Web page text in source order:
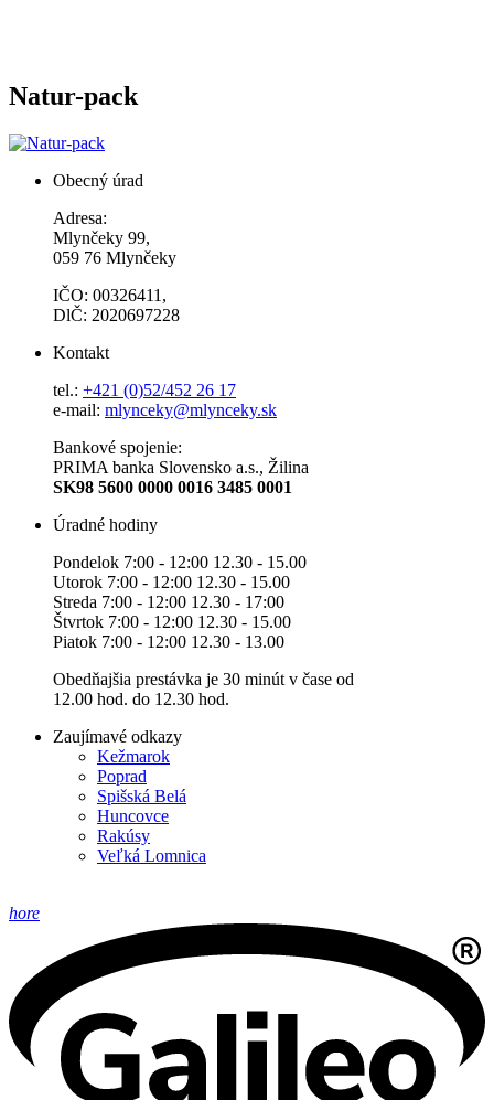
Natur-pack
Obecný úrad
Adresa:
Mlynčeky 99,
059 76 Mlynčeky
IČO: 00326411,
DlČ: 2020697228
Kontakt
tel.: +421 (0)52/452 26 17
e-mail: mlynceky@mlynceky.sk
Bankové spojenie:
PRIMA banka Slovensko a.s., Žilina
SK98 5600 0000 0016 3485 0001
Úradné hodiny
Pondelok 7:00 - 12:00 12.30 - 15.00
Utorok 7:00 - 12:00 12.30 - 15.00
Streda 7:00 - 12:00 12.30 - 17:00
Štvrtok 7:00 - 12:00 12.30 - 15.00
Piatok 7:00 - 12:00 12.30 - 13.00
Obedňajšia prestávka je 30 minút v čase od
12.00 hod. do 12.30 hod.
Zaujímavé odkazy
Kežmarok
Poprad
Spišská Belá
Huncovce
Rakúsy
Veľká Lomnica
hore